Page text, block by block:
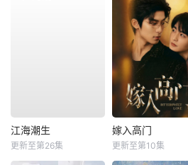
江海潮生
更新至第26集
嫁入高门
更新至第10集